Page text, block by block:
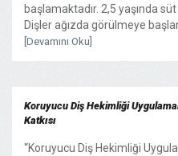
başlamaktadır. 2,5 yaşında
Dişler ağızda görülmeye
[Devamını Oku]
Koruyucu Diş Hekimliği
Katkısı
“Koruyucu Diş Hekimliği